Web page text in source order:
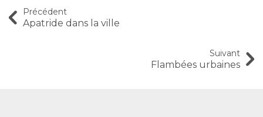
Précédent
Apatride dans la ville
Suivant
Flambées urbaines